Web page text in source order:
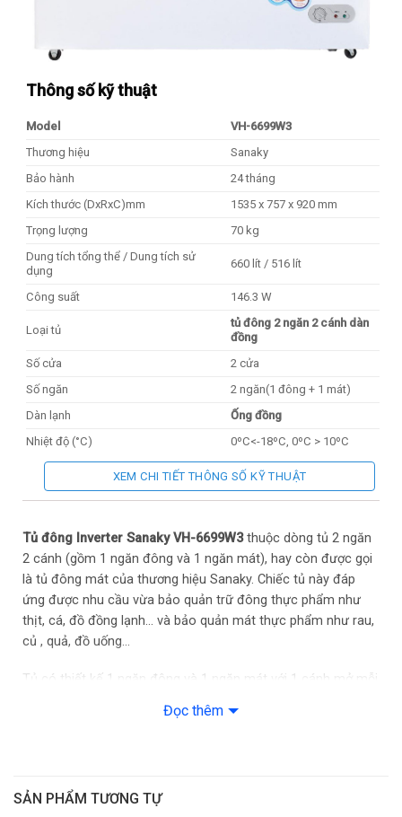
Thông số kỹ thuật
Model
VH-6699W3
Thương hiệu
Sanaky
Bảo hành
24 tháng
Kích thước (DxRxC)mm
1535 x 757 x 920 mm
Trọng lượng
70 kg
Dung tích tổng thể / Dung tích sử
dụng
660 lít / 516 lít
Công suất 146.3 W
Loại tủ
tủ đông 2 ngăn 2 cánh dàn
đồng
Số cửa
2 cửa
Số ngăn
2 ngăn(1 đông + 1 mát)
Dàn lạnh
Ống đồng
Nhiệt độ (°C)
0ºC<-18ºC, 0ºC > 10ºC
Gas sử dụng
R600A
Làm lạnh nhanh
Có
Tiết kiệm điện
Công nghệ Inverter tiết kiệm
điện
XEM CHI TIẾT THÔNG SỐ KỸ THUẬT
Tủ đông Inverter Sanaky VH-6699W3thuộc dòng tủ 2 ngăn
2 cánh (gồm 1 ngăn đông và 1 ngăn mát), hay còn được gọi
là tủ đông mát của thương hiệu Sanaky. Chiếc tủ này đáp
ứng được nhu cầu vừa bảo quản trữ đông thực phẩm như
thịt, cá, đồ đồng lạnh… và bảo quản mát thực phẩm như rau,
củ , quả, đồ uống…
Tủ có thiết kế 1 ngăn đông và 1 ngăn mát với 1 cánh mở mỗi
phẩm đông và mát như thịt, cá, rau củ.
Đọc thêm
SẢN PHẨM TƯƠNG TỰ